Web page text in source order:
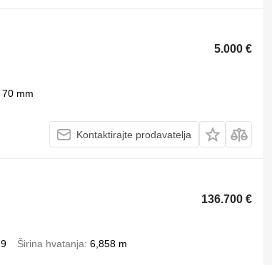
5.000 €
70 mm
Kontaktirajte prodavatelja
136.700 €
9 Širina hvatanja 6,858 m